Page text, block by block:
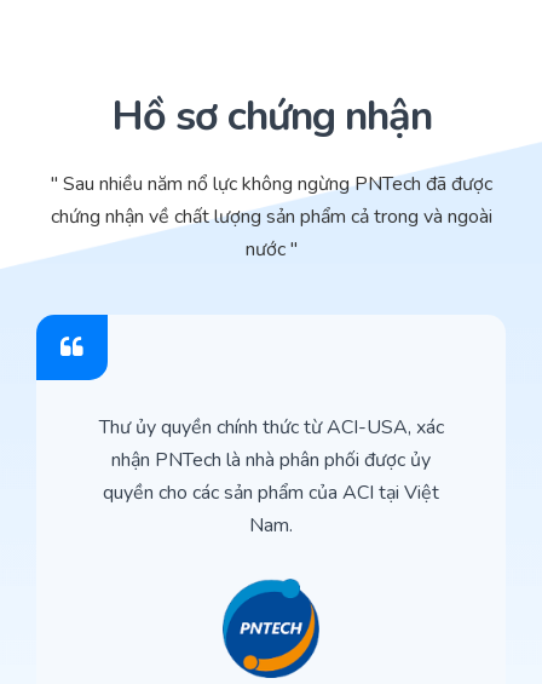
Hồ sơ chứng nhận
" Sau nhiều năm nổ lực không ngừng PNTech đã được
chứng nhận về chất lượng sản phẩm cả trong và ngoài
nước "
Thư ủy quyền chính thức từ ACI-USA, xác
nhận PNTech là nhà phân phối được ủy
quyền cho các sản phẩm của ACI tại Việt
Nam.